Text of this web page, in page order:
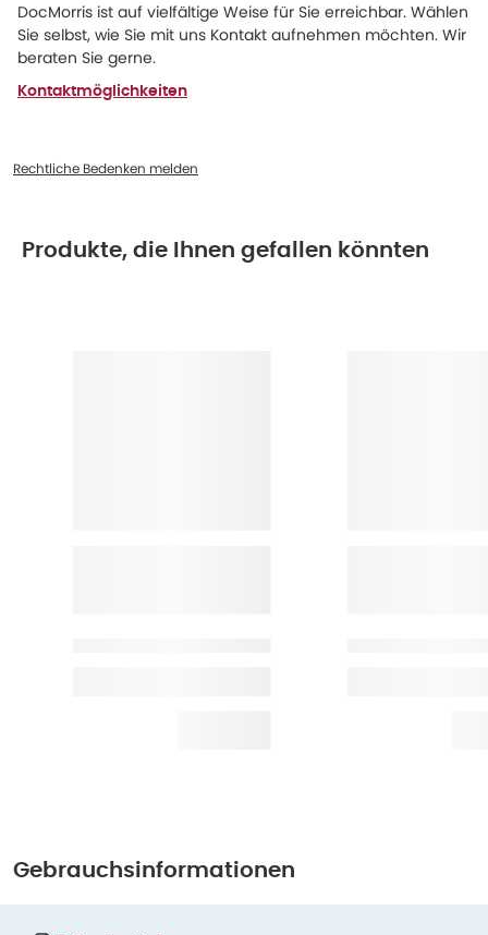
DocMorris ist auf vielfältige Weise für Sie erreichbar. Wählen
Sie selbst, wie Sie mit uns Kontakt aufnehmen möchten. Wir
beraten Sie gerne.
Kontaktmöglichkeiten
Rechtliche Bedenken melden
Produkte, die Ihnen gefallen könnten
Gebrauchsinformationen